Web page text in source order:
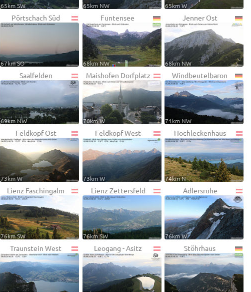
65km SW 65km NW 65km W
Pörtschach Süd
67km SO
Funtensee
68km NW
Jenner Ost
68km NW
Saalfelden
69km NW
Maishofen Dorfplatz
70km W
Windbeutelbaron
71km NW
Feldkopf Ost
73km W
Feldkopf West
73km W
Hochleckenhaus
74km N
Lienz Faschingalm
76km SW
Lienz Zettersfeld
76km SW
Adlersruhe
76km W
Traunstein West Leogang - Asitz Stöhrhaus